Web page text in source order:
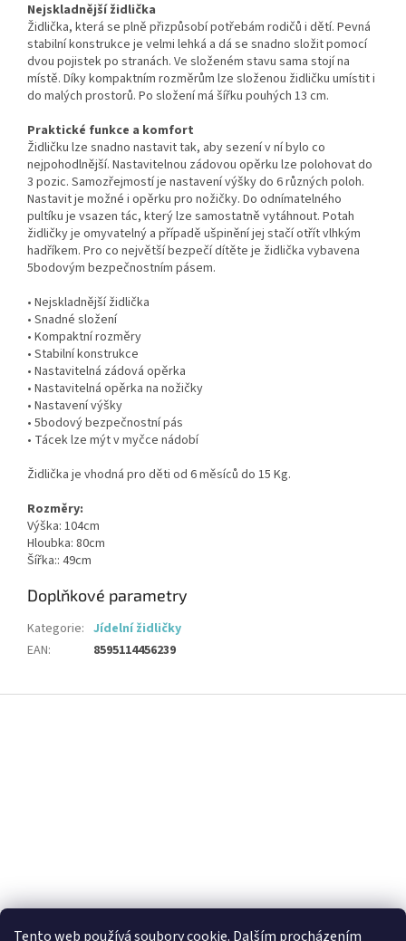
Tento web používá soubory cookie. Dalším procházením
Nejskladnější židlička
Židlička, která se plně přizpůsobí potřebám rodičů i dětí. Pevná
stabilní konstrukce je velmi lehká a dá se snadno složit pomocí
dvou pojistek po stranách. Ve složeném stavu sama stojí na
místě. Díky kompaktním rozměrům lze složenou židličku umístit i
do malých prostorů. Po složení má šířku pouhých 13 cm.
Praktické funkce a komfort
Židličku lze snadno nastavit tak, aby sezení v ní bylo co
nejpohodlnější. Nastavitelnou zádovou opěrku lze polohovat do
3 pozic. Samozřejmostí je nastavení výšky do 6 různých poloh.
Nastavit je možné i opěrku pro nožičky. Do odnímatelného
pultíku je vsazen tác, který lze samostatně vytáhnout. Potah
židličky je omyvatelný a případě ušpinění jej stačí otřít vlhkým
hadříkem. Pro co největší bezpečí dítěte je židlička vybavena
5bodovým bezpečnostním pásem.
• Nejskladnější židlička
• Snadné složení
• Kompaktní rozměry
• Stabilní konstrukce
• Nastavitelná zádová opěrka
• Nastavitelná opěrka na nožičky
• Nastavení výšky
• 5bodový bezpečnostní pás
• Tácek lze mýt v myčce nádobí
Židlička je vhodná pro děti od 6 měsíců do 15 Kg.
Rozměry:
Výška: 104cm
Hloubka: 80cm
Šířka:: 49cm
Doplňkové parametry
Kategorie: Jídelní židličky
EAN: 8595114456239